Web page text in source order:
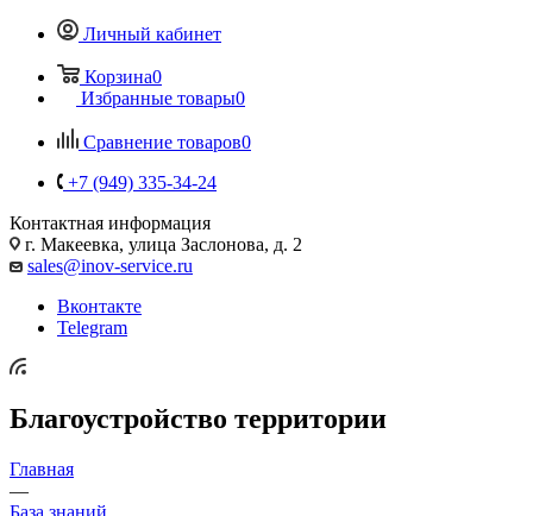
Личный кабинет
Корзина0
Избранные товары0
Сравнение товаров0
+7 (949) 335-34-24
Контактная информация
г. Макеевка, улица Заслонова, д. 2
sales@inov-service.ru
Вконтакте
Telegram
Благоустройство территории
Главная
—
База знаний